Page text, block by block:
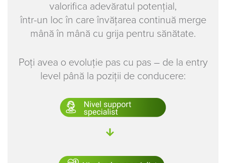
valorifica adevăratul potențial,
într-un loc în care învățarea continuă merge
mână în mână cu grija pentru sănătate.
Poți avea o evoluție pas cu pas – de la entry
level până la poziții de conducere: